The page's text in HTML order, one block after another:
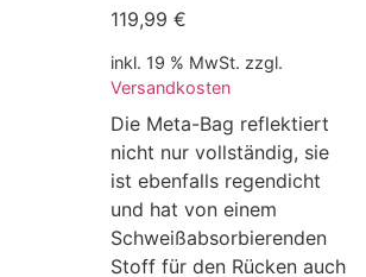
119,99 €
inkl. 19 % MwSt. zzgl.
Versandkosten
Die Meta-Bag reflektiert
nicht nur vollständig, sie
ist ebenfalls regendicht
und hat von einem
Schweißabsorbierenden
Stoff für den Rücken auch